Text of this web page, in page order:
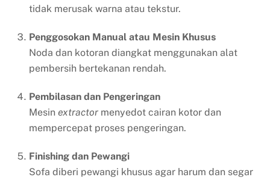
tidak merusak warna atau tekstur.
Penggosokan Manual atau Mesin Khusus
Noda dan kotoran diangkat menggunakan alat
pembersih bertekanan rendah.
Pembilasan dan Pengeringan
Mesin extractor menyedot cairan kotor dan
mempercepat proses pengeringan.
Finishing dan Pewangi
Sofa diberi pewangi khusus agar harum dan segar